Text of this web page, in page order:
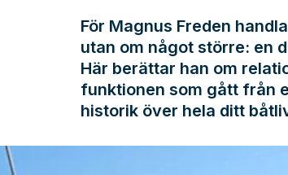
För Magnus Freden
utan om något större: en
Här berättar han om
funktionen som gått från
historik över hela ditt